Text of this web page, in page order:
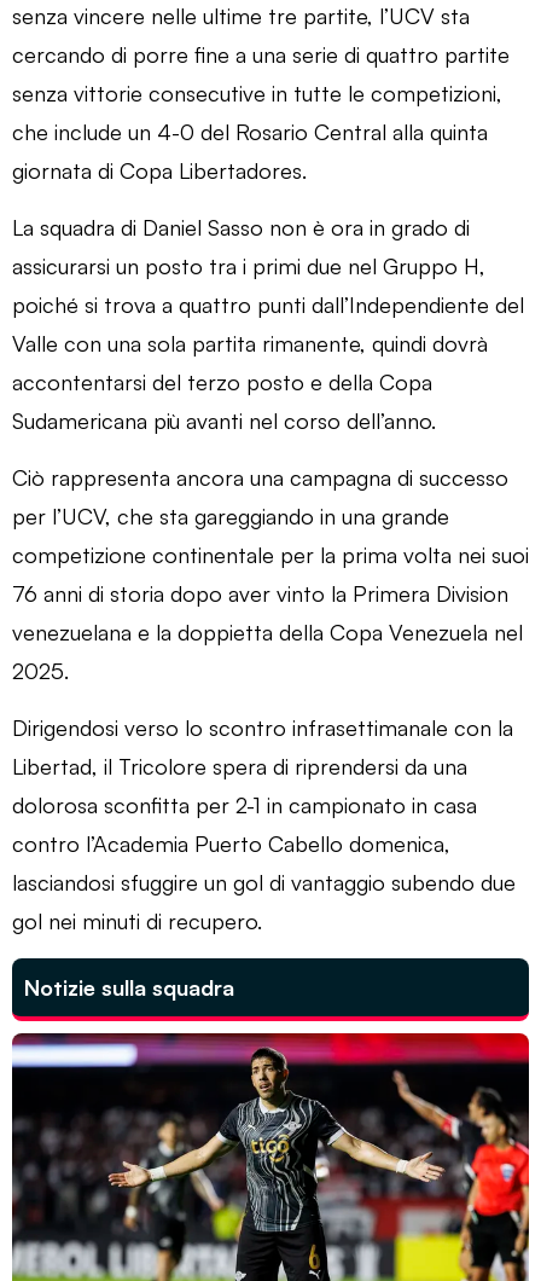
senza vincere nelle ultime tre partite, l’UCV sta
cercando di porre fine a una serie di quattro partite
senza vittorie consecutive in tutte le competizioni,
che include un 4-0 del Rosario Central alla quinta
giornata di Copa Libertadores.
La squadra di Daniel Sasso non è ora in grado di
assicurarsi un posto tra i primi due nel Gruppo H,
poiché si trova a quattro punti dall’Independiente del
Valle con una sola partita rimanente, quindi dovrà
accontentarsi del terzo posto e della Copa
Sudamericana più avanti nel corso dell’anno.
Ciò rappresenta ancora una campagna di successo
per l’UCV, che sta gareggiando in una grande
competizione continentale per la prima volta nei suoi
76 anni di storia dopo aver vinto la Primera Division
venezuelana e la doppietta della Copa Venezuela nel
2025.
Dirigendosi verso lo scontro infrasettimanale con la
Libertad, il Tricolore spera di riprendersi da una
dolorosa sconfitta per 2-1 in campionato in casa
contro l’Academia Puerto Cabello domenica,
lasciandosi sfuggire un gol di vantaggio subendo due
gol nei minuti di recupero.
Notizie sulla squadra